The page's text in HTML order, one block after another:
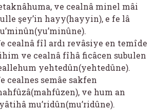
ve cealnâ minel mâi
şey’in hayy(hayyin), e fe lâ
cealnâ fîl ardı revâsiye en temîde
ve cealnâ fîhâ ficâcen subulen
yehtedûn(yehtedûne).
cealnes semâe sakfen
ve hum an
mu’ridûn(mu’ridûne).